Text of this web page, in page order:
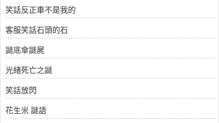
笑話反正車不是我的
客服笑話石頭的石
謎底傘謎屍
光緒死亡之謎
笑話放閃
花生米 謎語